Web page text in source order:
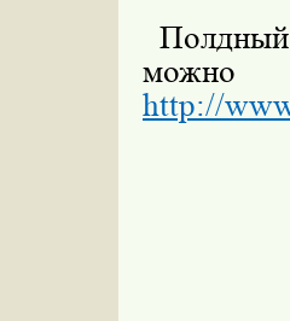
http://